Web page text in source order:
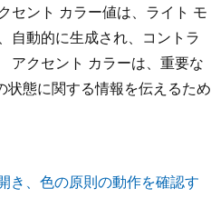
セント カラー値は、ライト モ
自動的に生成され、コントラ
アクセント カラーは、重要な
態に関する情報を伝えるため
き、色の原則の動作を確認す